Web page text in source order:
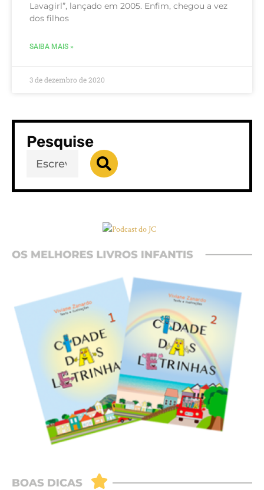
Lavagirl”, lançado em 2005. Enfim, chegou a vez
dos filhos
SAIBA MAIS »
3 de dezembro de 2020
Pesquise